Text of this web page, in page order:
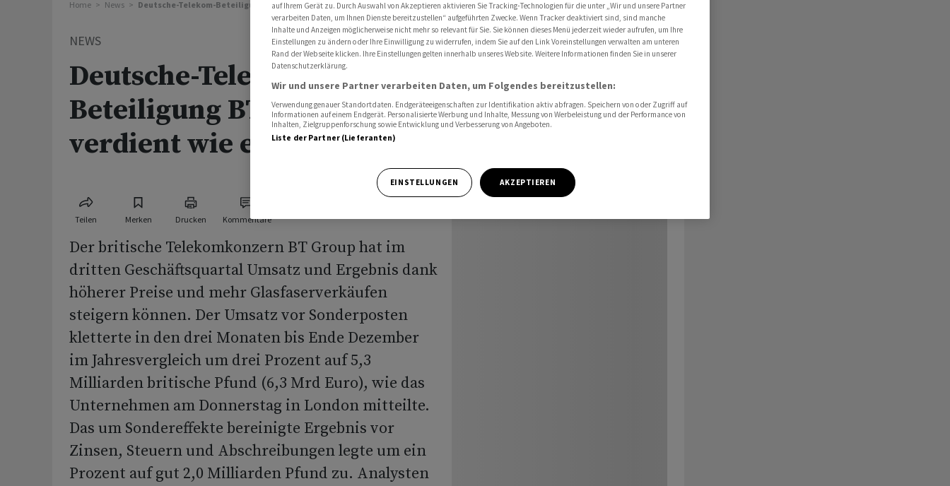
Home News Deutsche-Telekom-Beteiligung BT Group verdient wie erwartet
NEWS
Deutsche-Telekom-
Beteiligung BT Group
verdient wie erwartet
Teilen Merken Drucken Kommentare
Der britische Telekomkonzern BT Group hat im
dritten Geschäftsquartal Umsatz und Ergebnis dank
höherer Preise und mehr Glasfaserverkäufen
steigern können. Der Umsatz vor Sonderposten
kletterte in den drei Monaten bis Ende Dezember
im Jahresvergleich um drei Prozent auf 5,3
Milliarden britische Pfund (6,3 Mrd Euro), wie das
Unternehmen am Donnerstag in London mitteilte.
Das um Sondereffekte bereinigte Ergebnis vor
Zinsen, Steuern und Abschreibungen legte um ein
Prozent auf gut 2,0 Milliarden Pfund zu. Analysten
auf Ihrem Gerät zu. Durch Auswahl von Akzeptieren aktivieren Sie Tracking-Technologien für die unter „Wir und unsere Partner
verarbeiten Daten, um Ihnen Dienste bereitzustellen“ aufgeführten Zwecke. Wenn Tracker deaktiviert sind, sind manche
Inhalte und Anzeigen möglicherweise nicht mehr so relevant für Sie. Sie können dieses Menü jederzeit wieder aufrufen, um Ihre
Einstellungen zu ändern oder Ihre Einwilligung zu widerrufen, indem Sie auf den Link Voreinstellungen verwalten am unteren
Rand der Webseite klicken. Ihre Einstellungen gelten innerhalb unseres Website. Weitere Informationen finden Sie in unserer
Datenschutzerklärung.
Wir und unsere Partner verarbeiten Daten, um Folgendes bereitzustellen:
Verwendung genauer Standortdaten. Endgeräteeigenschaften zur Identifikation aktiv abfragen. Speichern von oder Zugriff auf
Informationen auf einem Endgerät. Personalisierte Werbung und Inhalte, Messung von Werbeleistung und der Performance von
Inhalten, Zielgruppenforschung sowie Entwicklung und Verbesserung von Angeboten.
Liste der Partner (Lieferanten)
EINSTELLUNGEN AKZEPTIEREN